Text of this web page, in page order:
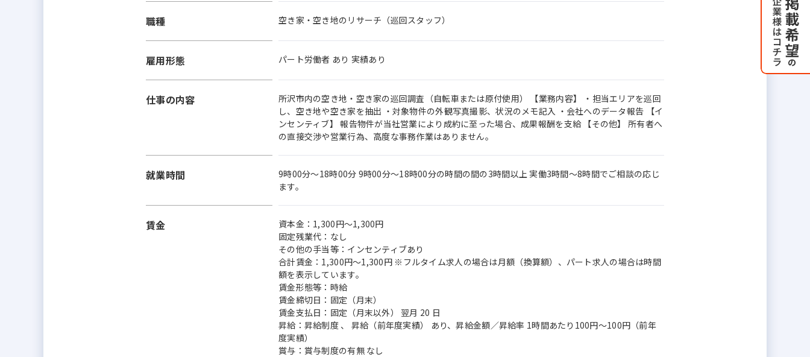
職種 空き家・空き地のリサーチ（巡回スタッフ）
雇用形態 パート労働者 あり 実績あり
仕事の内容
所沢市内の空き地・空き家の巡回調査（自転車または原付使用） 【業務内容】 ・担当エリアを巡回
し、空き地や空き家を抽出 ・対象物件の外観写真撮影、状況のメモ記入 ・会社へのデータ報告 【イ
ンセンティブ】 報告物件が当社営業により成約に至った場合、成果報酬を支給 【その他】 所有者へ
の直接交渉や営業行為、高度な事務作業はありません。
就業時間
9時00分〜18時00分 9時00分～18時00分の時間の間の3時間以上 実働3時間～8時間でご相談の応じ
ます。
賃金
資本金：1,300円〜1,300円
固定残業代：なし
その他の手当等：インセンティブあり
合計賃金：1,300円～1,300円 ※フルタイム求人の場合は月額（換算額）、パート求人の場合は時間
額を表示しています。
賃金形態等：時給
賃金締切日：固定（月末）
賃金支払日：固定（月末以外） 翌月 20 日
昇給：昇給制度 、 昇給（前年度実績） あり、昇給金額／昇給率 1時間あたり100円～100円（前年
度実績）
賞与：賞与制度の有無 なし